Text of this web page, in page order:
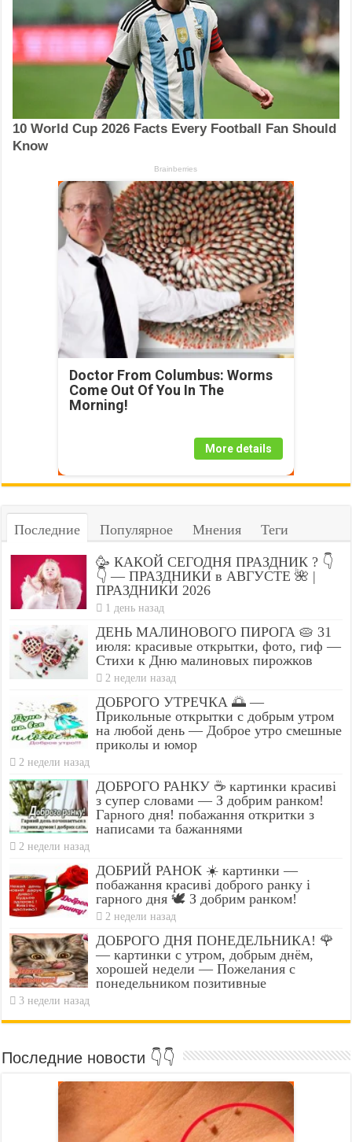
Doctor From Columbus: Worms
Come Out Of You In The
Morning!
More details
Последние Популярное Мнения Теги
🥳 КАКОЙ СЕГОДНЯ ПРАЗДНИК ? 👇
👇 — ПРАЗДНИКИ в АВГУСТЕ 🌺 |
ПРАЗДНИКИ 2026
1 день назад
ДЕНЬ МАЛИНОВОГО ПИРОГА 🥧 31
июля: красивые открытки, фото, гиф —
Стихи к Дню малиновых пирожков
2 недели назад
ДОБРОГО УТРЕЧКА 🌅 —
Прикольные открытки с добрым утром
на любой день — Доброе утро смешные
приколы и юмор
2 недели назад
ДОБРОГО РАНКУ ☕ картинки красиві
з супер словами — З добрим ранком!
Гарного дня! побажання откритки з
написами та бажаннями
2 недели назад
ДОБРИЙ РАНОК ☀️ картинки —
побажання красиві доброго ранку і
гарного дня 🕊️ З добрим ранком!
2 недели назад
ДОБРОГО ДНЯ ПОНЕДЕЛЬНИКА! 🌹
— картинки с утром, добрым днём,
хорошей недели — Пожелания с
понедельником позитивные
3 недели назад
Последние новости 👇👇